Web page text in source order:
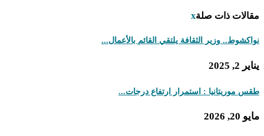
ذات صلةx
وزير الثقافة يلتقي القائم بالأعمال...
: استمرار ارتفاع درجات...